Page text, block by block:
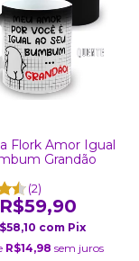
Flork Amor Igual
Grandão
(2)
R$59,90
com Pix
R$14,98 sem juros